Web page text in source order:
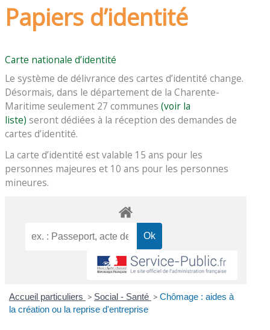
Papiers d’identité
Carte nationale d’identité
Le système de délivrance des cartes d’identité change.
Désormais, dans le département de la Charente-
Maritime seulement 27 communes(voir la
liste) seront dédiées à la réception des demandes de
cartes d’identité.
La carte d’identité est valable 15 ans pour les
personnes majeures et 10 ans pour les personnes
mineures.
Accueil particuliers > Social - Santé > Chômage : aides à
la création ou la reprise d'entreprise